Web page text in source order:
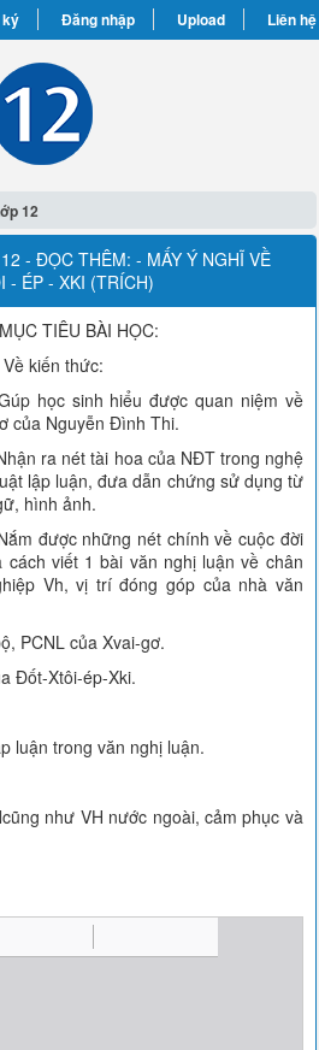
Đăng nhập Upload Liên hệ
12
- ĐỌC THÊM: - MẤY Ý NGHĨ VỀ
- ÉP - XKI (TRÍCH)
TIÊU BÀI HỌC:
Về kiến thức:
học sinh hiểu được quan niệm về
của Nguyễn Đình Thi.
ra nét tài hoa của NĐT trong nghệ
lập luận, đưa dẫn chứng sử dụng từ
hình ảnh.
được những nét chính về cuộc đời
cách viết 1 bài văn nghị luận về chân
Vh, vị trí đóng góp của nhà văn
PCNL của Xvai-gơ.
Đốt-Xtôi-ép-Xki.
luận trong văn nghị luận.
như VH nước ngoài, cảm phục và